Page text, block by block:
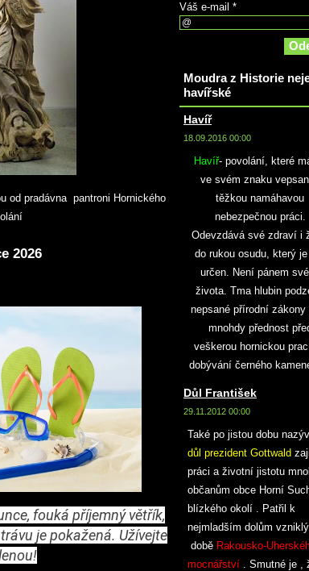
od pradávna pantroni Hornického
2026
fouká příjemný větřík,
je pokažená. Užívejte
Váš e-mail *
Moudra z Historie
havířské
Havíř
18.09.2016 00:00
Havíř- povolání, které
ve svém znaku
těžkou namáhavou
nebezpečnou práci.
Odevzdává své zdraví i
do rukou osudu, který
určen. Není pánem
života. Tma hlubin
nepsané přírodní zákony
mnohdy přednost
veškerou hornickou
dobývání černého
Důl František
29.11.2012 00:00
Také po jistou dobu
důl prezident Gottwald
práci a životní jistotu
občanům obce Horní
blízkého okolí . Patřil k
nejmladším dolům
době Rakousko-
mocnářství . Smutné je ,